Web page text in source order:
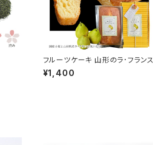
フルーツケーキ 山形のラ･フランス
¥1,400